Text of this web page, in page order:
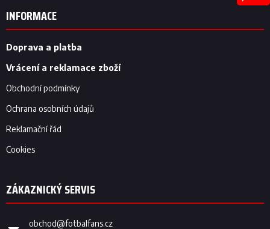
INFORMACE
Doprava a platba
Vrácení a reklamace zboží
Obchodní podmínky
Ochrana osobních údajů
Reklamační řád
Cookies
obchod@fotbalfans.cz